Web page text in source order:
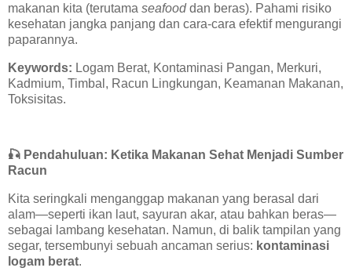
makanan kita (terutama seafooddan beras). Pahami risiko
kesehatan jangka panjang dan cara-cara efektif mengurangi
paparannya.
Keywords: Logam Berat, Kontaminasi Pangan, Merkuri,
Kadmium, Timbal, Racun Lingkungan, Keamanan Makanan,
Toksisitas.
🎣 Pendahuluan: Ketika Makanan Sehat Menjadi Sumber
Racun
Kita seringkali menganggap makanan yang berasal dari
alam—seperti ikan laut, sayuran akar, atau bahkan beras—
sebagai lambang kesehatan. Namun, di balik tampilan yang
segar, tersembunyi sebuah ancaman serius: kontaminasi
logam berat.